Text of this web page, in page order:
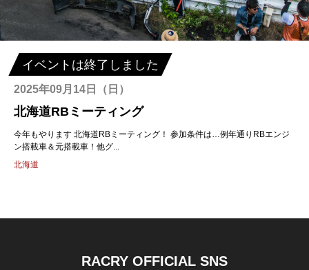
イベントは終了しました
2025年09月14日（日）
北海道RBミーティング
今年もやります 北海道RBミーティング！ 参加条件は…例年通りRBエンジ
ン搭載車＆元搭載車！他グ...
北海道
RACRY OFFICIAL SNS